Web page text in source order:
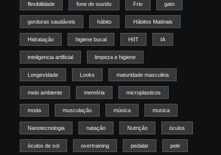
flexibilidade fone de ouvido Frio gato
gorduras saudáveis hábito Hábitos Matinais
Hidratação higiene bucal HIIT IA
inteligencia artificial limpeza e higiene
Longevidade Looks maturidade masculina
meio ambiente memória microplasticos
moda musculação música musica
Nanotecnologia natação Nutrição óculos
óculos de sol overtraining pedalar pele